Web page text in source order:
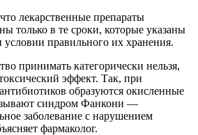
лекарственные препараты
только в те сроки, которые указаны
правильного их хранения.
принимать категорически нельзя,
эффект. Так, при
образуются окисленные
синдром Фанкони —
заболевание с нарушением
фармаколог.